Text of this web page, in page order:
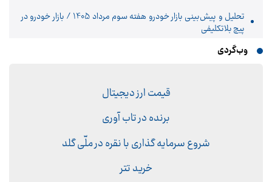
تحلیل و پیش‌بینی بازار خودرو هفته سوم مرداد 1405 / بازار خودرو در
پیچ بلاتکلیفی
وب‌گردی
قیمت ارز دیجیتال
برنده در تاب آوری
شروع سرمایه گذاری با نقره در ملّی گلد
خرید تتر